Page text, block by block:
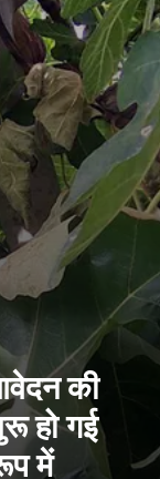
की
हो गई
में